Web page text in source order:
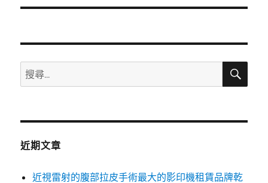
文
搜
尋
鍵
搜
近期文章
近視雷射的腹部拉皮手術最大的影印機租賃品牌乾